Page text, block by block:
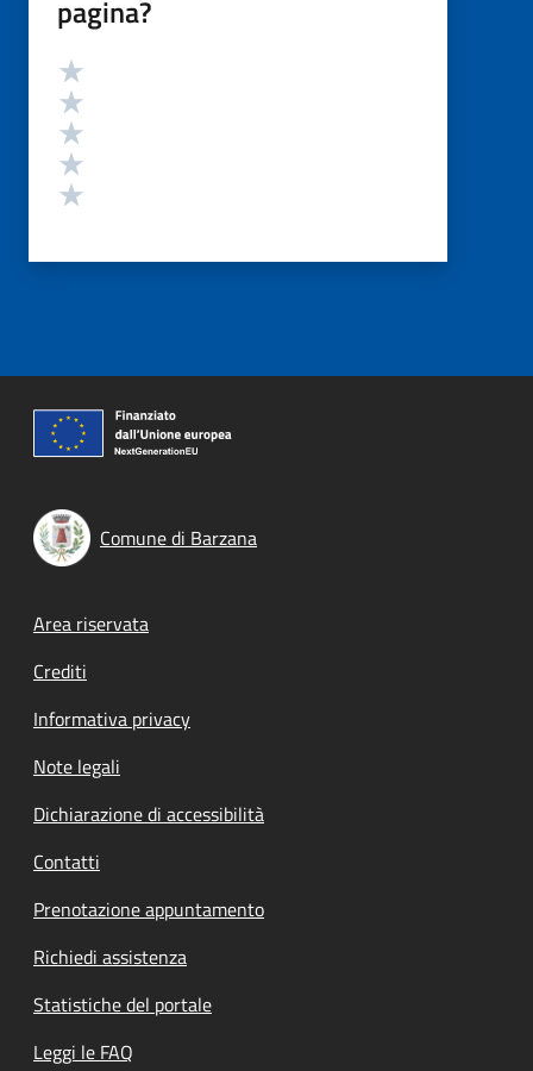
pagina?
Valutazione
Comune di Barzana
Footer menu
Area riservata
Crediti
Informativa privacy
Note legali
Dichiarazione di accessibilità
Contatti
Prenotazione appuntamento
Richiedi assistenza
Statistiche del portale
Leggi le FAQ